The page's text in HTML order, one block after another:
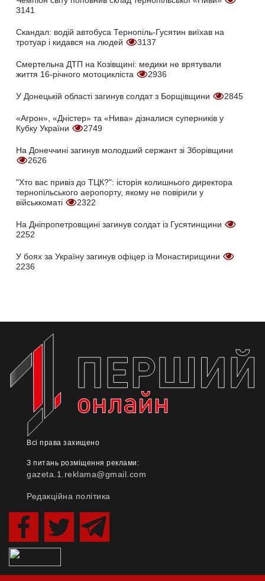
3141
Скандал: водій автобуса Тернопіль-Гусятин виїхав на
тротуар і кидався на людей
3137
Смертельна ДТП на Козівщині: медики не врятували
життя 16-річного мотоцикліста
2936
У Донецькій області загинув солдат з Борщівщини 2845
«Агрон», «Дністер» та «Нива» дізналися суперників у
Кубку України
2749
На Донеччині загинув молодший сержант зі Зборівщини
2626
"Хто вас привіз до ТЦК?": історія колишнього директора
тернопільського аеропорту, якому не повірили у
військкоматі
2322
На Дніпропетровщині загинув солдат із Гусятинщини
2252
У боях за Україну загинув офіцер із Монастирищини
2236
Всі права захищено
З питань розміщення реклами:
gazeta.1.reklama@gmail.com
Редакційна політика